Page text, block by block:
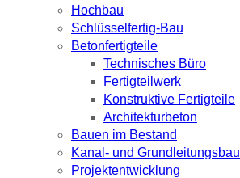
Hochbau
Schlüsselfertig-Bau
Betonfertigteile
Technisches Büro
Fertigteilwerk
Konstruktive Fertigteile
Architekturbeton
Bauen im Bestand
Kanal- und Grundleitungsbau
Projektentwicklung